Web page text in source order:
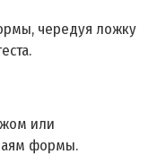
чередуя ложку
или
формы.